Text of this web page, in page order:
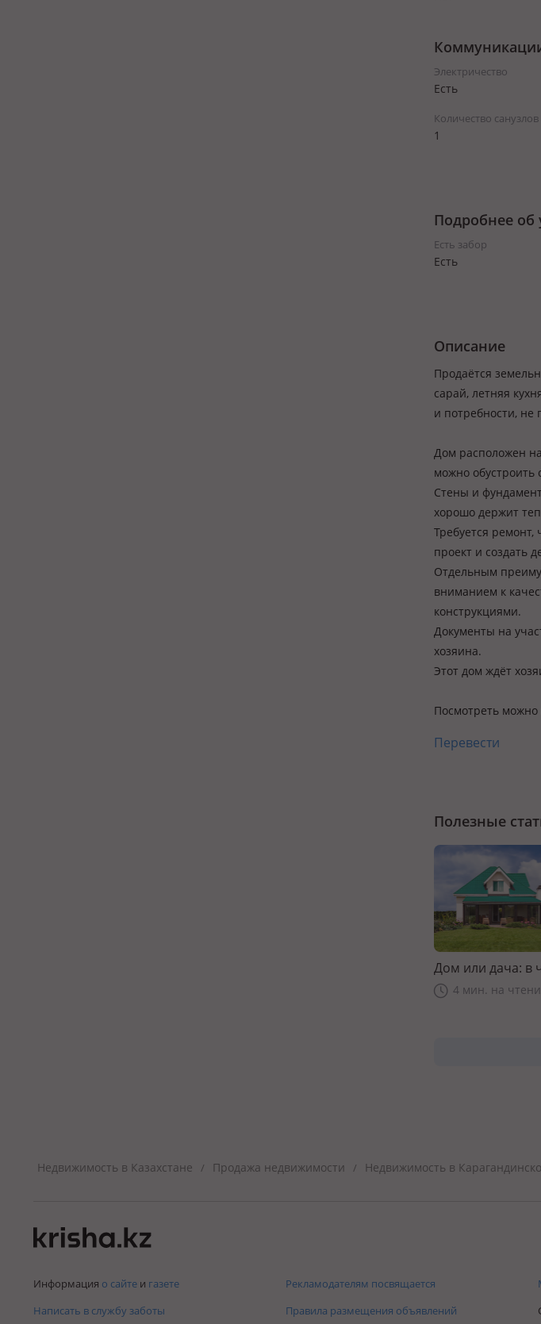
Электричество
Есть
Количество санузлов
1
Подробнее об
Есть забор
Есть
Описание
Продаётся
сарай, летняя
и потребности, не
Дом расположен
можно обустроить
Стены и
хорошо держит
Требуется
проект и создать
Отдельным
вниманием к
конструкциями.
Документы на
хозяина.
Этот дом ждёт
Посмотреть
Перевести
Полезные
Дом или дача: в
4 мин. на
Недвижимость в Казахстане / Продажа недвижимости / Недвижимость в
Информация о сайте и газете
Написать в службу заботы
Рекламодателям посвящается
Правила размещения объявлений